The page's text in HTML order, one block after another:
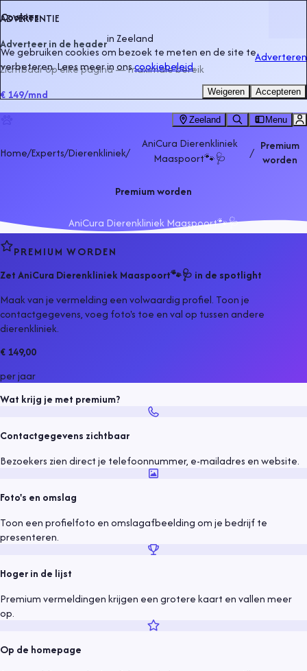
ADVERTENTIE
Adverteer in de headerinZeeland
Zichtbaar op elke pagina — maximale bereik
€ 149/mnd
Adverteren
Zeeland Menu
Home/Experts/Dierenkliniek/
AniCura Dierenkliniek
Maaspoort🐾🩺
/ Premium
worden
Premium worden
AniCura Dierenkliniek Maaspoort🐾🩺
PREMIUM WORDEN
ZetAniCura Dierenkliniek Maaspoort🐾🩺 in de spotlight
Maak van je vermelding een volwaardig profiel. Toon je
contactgegevens, voeg foto's toe en val op tussen andere
dierenkliniek.
€ 149,00
per jaar
Wat krijg je met premium?
Contactgegevens zichtbaar
Bezoekers zien direct je telefoonnummer, e-mailadres en website.
Foto's en omslag
Toon een profielfoto en omslagafbeelding om je bedrijf te
presenteren.
Hoger in de lijst
Premium vermeldingen krijgen een grotere kaart en vallen meer
op.
Op de homepage
Cookies
We gebruiken cookies om bezoek te meten en de site te
verbeteren. Lees meer in onscookiebeleid.
Weigeren Accepteren